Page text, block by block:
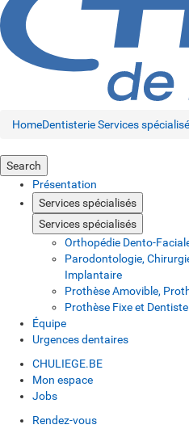
HomeDentisterieServices
Search
Présentation
Services spécialisés
Services spécialisés
Orthopédie Dento-
Parodontologie,
Implantaire
Prothèse Amovible,
Prothèse Fixe et
Équipe
Urgences dentaires
CHULIEGE.BE
Mon espace
Jobs
Rendez-vous